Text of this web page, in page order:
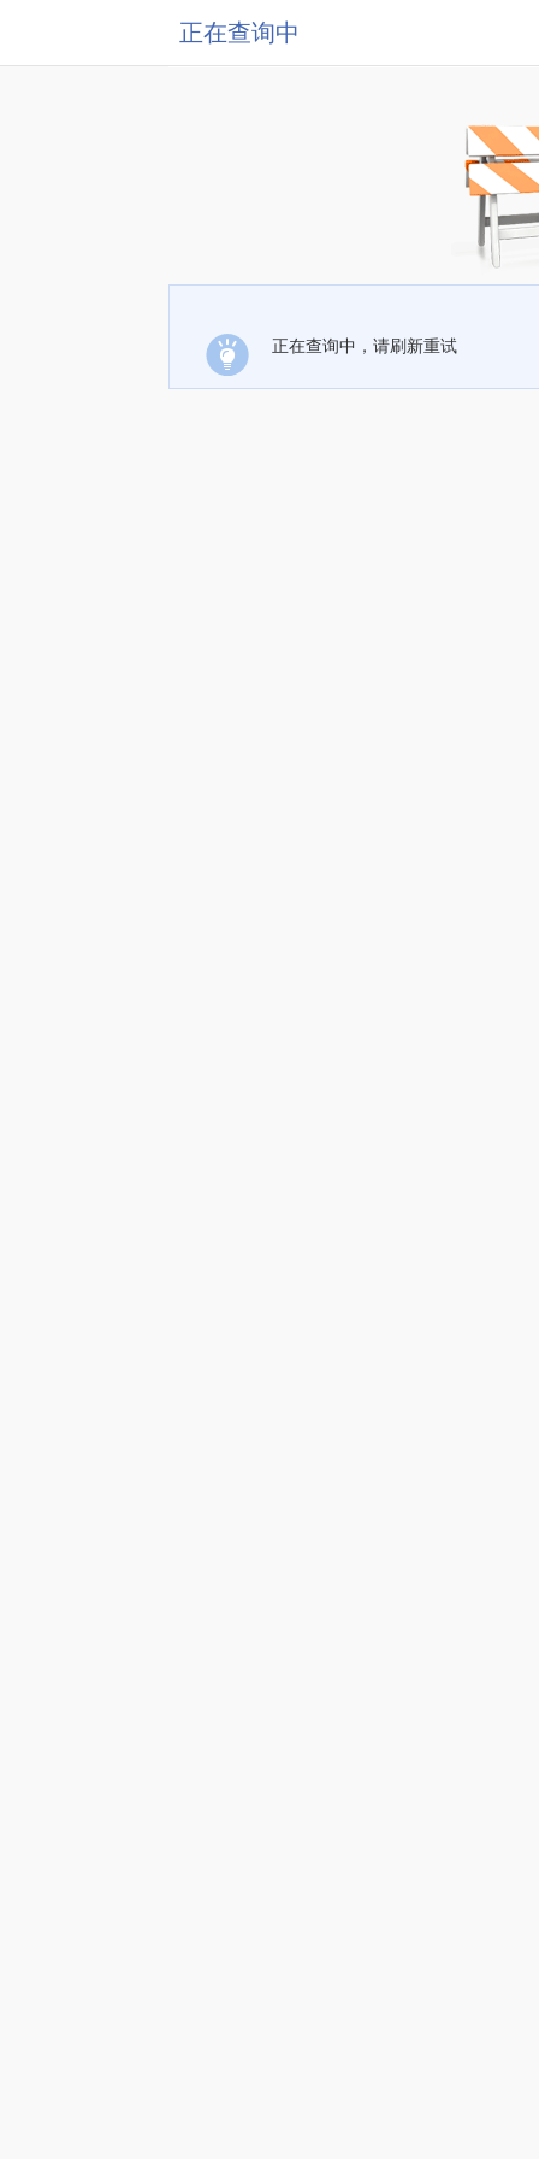
正在查询中
正在查询中，请刷新重试